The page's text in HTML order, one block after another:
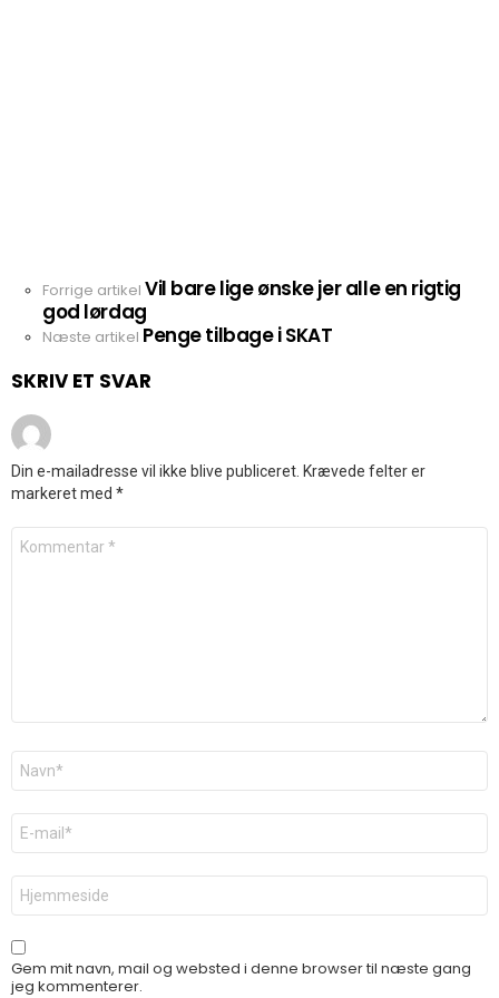
Se
mere
Forrige artikel Vil bare lige ønske jer alle en rigtig
god lørdag
Næste artikel Penge tilbage i SKAT
SKRIV ET SVAR
Din e-mailadresse vil ikke blive publiceret. Krævede felter er
markeret med *
Kommentar
Navn
E-
mail
*
Websted
Gem mit navn, mail og websted i denne browser til næste gang
jeg kommenterer.